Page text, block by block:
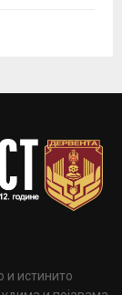
и истинито